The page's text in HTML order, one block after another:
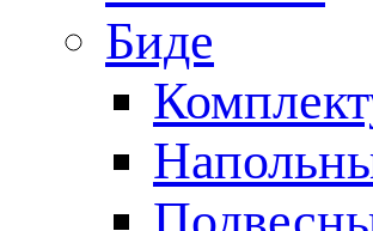
Биде